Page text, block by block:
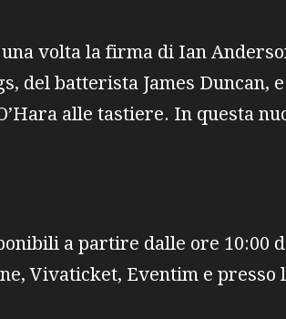
volta la firma di Ian
del batterista James Duncan,
alle tastiere. In questa
a partire dalle ore 10:00
Vivaticket, Eventim e presso